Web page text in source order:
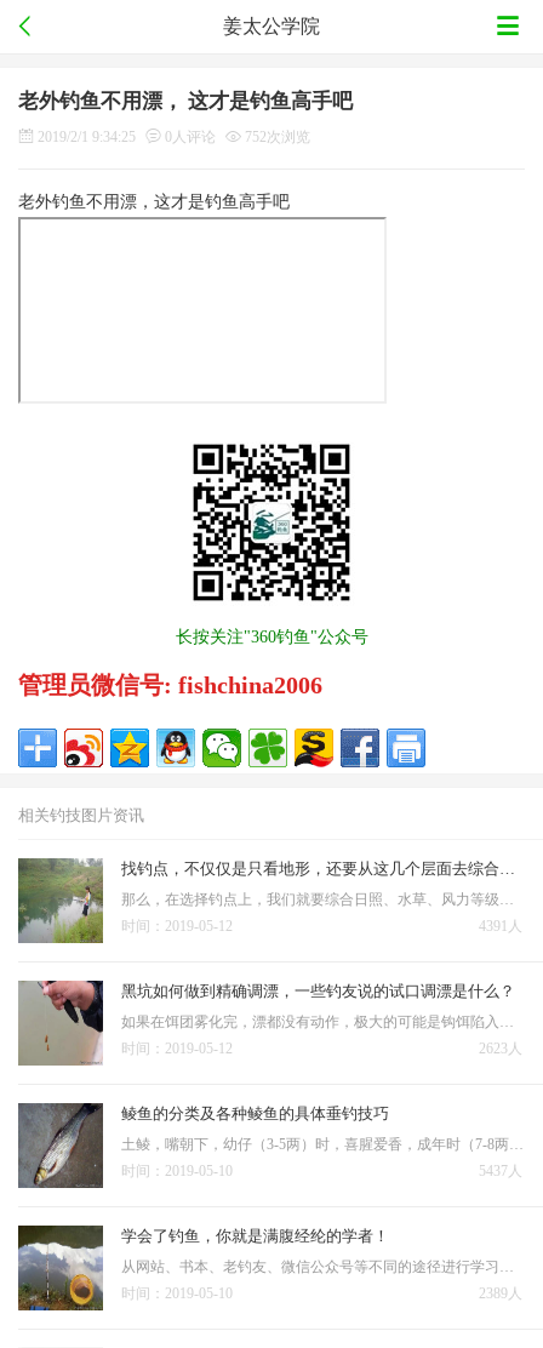
姜太公学院
老外钓鱼不用漂， 这才是钓鱼高手吧
2019/2/1 9:34:25 0人评论 752次浏览
老外钓鱼不用漂，这才是钓鱼高手吧
长按关注"360钓鱼"公众号
管理员微信号: fishchina2006
相关钓技图片资讯
找钓点，不仅仅是只看地形，还要从这几个层面去综合考虑
那么，在选择钓点上，我们就要综合日照、水草、风力等级、地形特点，根据这几个综合因素，可以大致判断出来，哪里的水温，会相对较高一些，需要注意的是，就算是相邻十几米的河段，也会因为南北岸不同，导致水温有细致…
4391人
时间：2019-05-12
黑坑如何做到精确调漂，一些钓友说的试口调漂是什么？
如果在饵团雾化完，漂都没有动作，极大的可能是钩饵陷入泥底，这个时候，浮漂下拉，让钩饵略离底，再次试口，如果出现连续的正口，则说明调钓思路正确；在钩饵雾化完这个过程，漂讯较多，但是提竿空竿也多，抓不住实口…
2623人
时间：2019-05-12
鲮鱼的分类及各种鲮鱼的具体垂钓技巧
土鲮，嘴朝下，幼仔（3-5两）时，喜腥爱香，成年时（7-8两），喜香爱甜，垂钓土鲮时，不可钓得过于灵敏，因为土鲮的嘴巴朝下，就奠定了土鲮在底部才会吃得比较安稳，又由于土鲮很喜欢追逐下落的饵料碎，因此很容…
5437人
时间：2019-05-10
学会了钓鱼，你就是满腹经纶的学者！
从网站、书本、老钓友、微信公众号等不同的途径进行学习探讨，包括学习钓具的使用，钓组的调整、饵料的配制、天气因素的影响、鱼的生理习性等等众多方面。是高还是低；温度如何，温差怎么样等等，这些因素对垂钓有什么影响，…
2389人
时间：2019-05-10